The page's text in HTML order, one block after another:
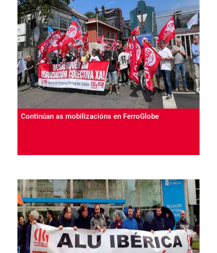
Continúan as mobilizacións en FerroGlobe